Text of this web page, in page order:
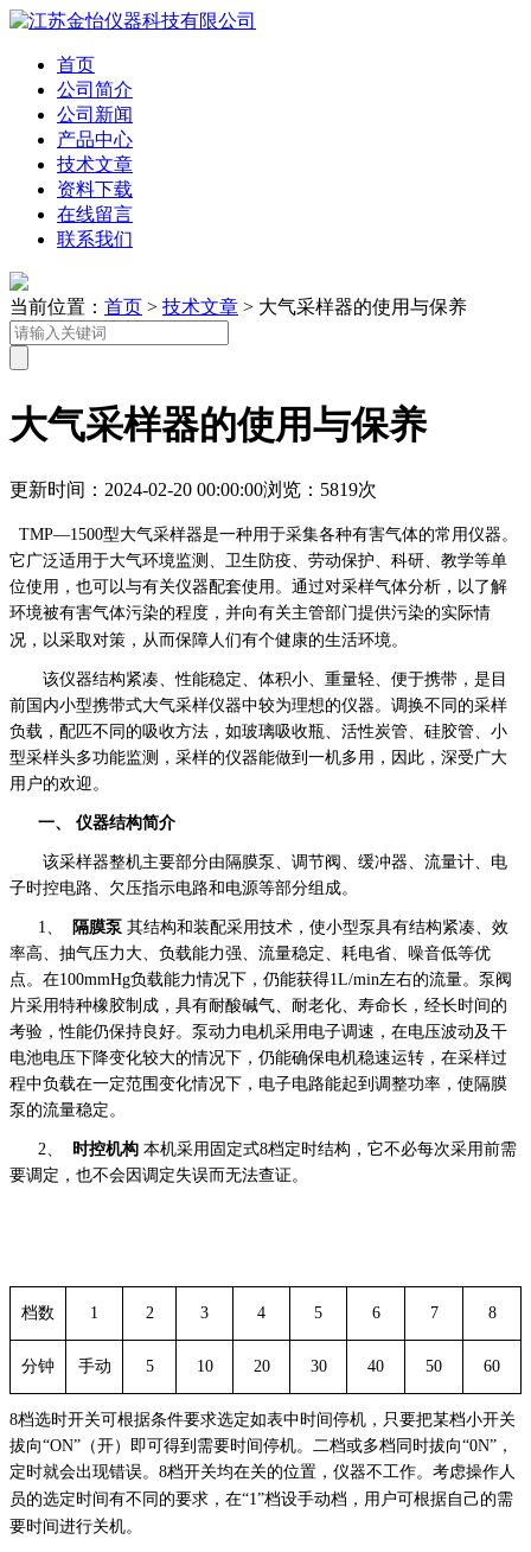
首页
公司简介
公司新闻
产品中心
技术文章
资料下载
在线留言
联系我们
当前位置： 首页 > 技术文章 > 大气采样器的使用与保养
大气采样器的使用与保养
更新时间：2024-02-20 00:00:00浏览：5819次
TMP—1500型大气采样器是一种用于采集各种有害气体的常用仪器。
它广泛适用于大气环境监测、卫生防疫、劳动保护、科研、教学等单
位使用，也可以与有关仪器配套使用。通过对采样气体分析，以了解
环境被有害气体污染的程度，并向有关主管部门提供污染的实际情
况，以采取对策，从而保障人们有个健康的生活环境 。
该仪器结构紧凑、性能稳定、体积小、重量轻、便于携带，是目
前国内小型携带式大气采样仪器中较为理想的仪器。调换不同的采样
负载，配匹不同的吸收方法，如玻璃吸收瓶、活性炭管、硅胶管、小
型采样头多功能监测，采样的仪器能做到一机多用，因此，深受广大
用户的欢迎。
一、 仪器结构简介
该采样器整机主要部分由隔膜泵、调节阀、缓冲器、流量计、电
子时控电路、欠压指示电路和电源等部分组成。
1、 隔膜泵 其结构和装配采用技术，使小型泵具有结构紧凑、效
率高、抽气压力大、负载能力强、流量稳定、耗电省、噪音低等优
点。在100mmHg负载能力情况下，仍能获得1L/min左右的流量。泵阀
片采用特种橡胶制成，具有耐酸碱气、耐老化、寿命长，经长时间的
考验，性能仍保持良好。泵动力电机采用电子调速，在电压波动及干
电池电压下降变化较大的情况下，仍能确保电机稳速运转，在采样过
程中负载在一定范围变化情况下，电子电路能起到调整功率，使隔膜
泵的流量稳定。
2、 时控机构 本机采用固定式8档定时结构，它不必每次采用前需
要调定，也不会因调定失误而无法查证。
档数 1 2 3 4 5 6 7 8
分钟 手动 5 10 20 30 40 50 60
8档选时开关可根据条件要求选定如表中时间停机，只要把某档小开关
拔向“ON”（开）即可得到需要时间停机。二档或多档同时拔向“0N”，
定时就会出现错误。 8档开关均在关的位置，仪器不工作。考虑操作人
员的选定时间有不同的要求，在“1 ”档设手动档，用户可根据自己的需
要时间进行关机。